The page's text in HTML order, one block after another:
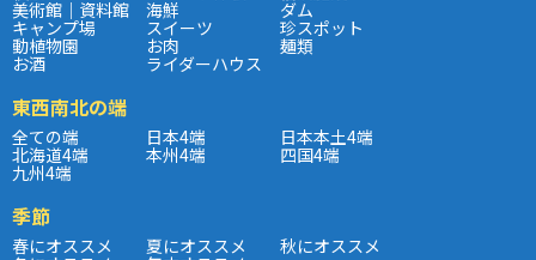
美術館｜資料館 海鮮 ダム
キャンプ場 スイーツ 珍スポット
動植物園 お肉 麺類
お酒 ライダーハウス
東西南北の端
全ての端 日本4端 日本本土4端
北海道4端 本州4端 四国4端
九州4端
季節
春にオススメ 夏にオススメ 秋にオススメ